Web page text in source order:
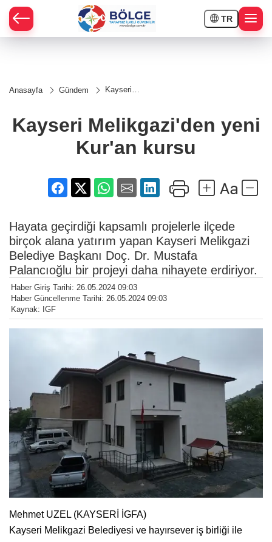
TR
Anasayfa Gündem
Kayseri
kursu
Kayseri Melikgazi'den yeni
Kur'an kursu
Hayata geçirdiği kapsamlı projelerle ilçede
birçok alana yatırım yapan Kayseri Melikgazi
Belediye Başkanı Doç. Dr. Mustafa
Palancıoğlu bir projeyi daha nihayete erdiriyor.
Haber Giriş Tarihi: 26.05.2024 09:03
Haber Güncellenme Tarihi: 26.05.2024 09:03
Kaynak: IGF
Mehmet UZEL (KAYSERİ İGFA)
Kayseri Melikgazi Belediyesi ve hayırsever iş birliği ile